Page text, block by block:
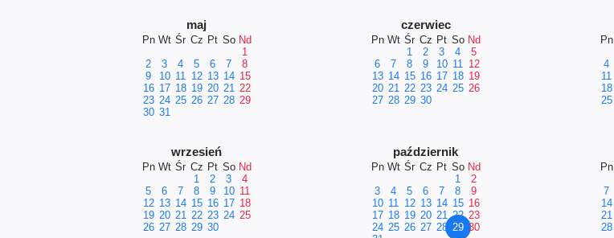
maj
Pn Wt Śr Cz Pt So Nd
1
2
3 4 5 6 7
8
9
10 11 12 13 14 15
16 17 18 19 20 21 22
23 24 25 26 27 28 29
30 31
czerwiec
Pn Wt Śr Cz Pt So Nd
1
2 3 4
5
6
7 8 9 10 11 12
13 14 15 16 17 18 19
20 21 22 23 24 25 26
27 28 29 30
Pn
4
11
18
25
wrzesień
Pn Wt Śr Cz Pt So Nd
1
2 3
4
5
6 7 8 9 10 11
12 13 14 15 16 17 18
19 20 21 22 23 24 25
26 27 28 29 30
październik
Pn Wt Śr Cz Pt So Nd
1
2
3
4 5 6 7 8
9
10 11 12 13 14 15 16
17 18 19 20 21 22 23
24 25 26 27 28 29 30
Pn
7
14
21
28